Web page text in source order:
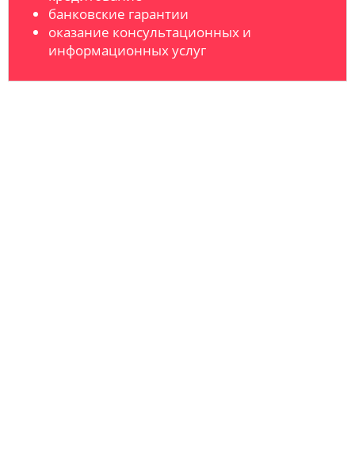
банковские гарантии
оказание консультационных и
информационных услуг